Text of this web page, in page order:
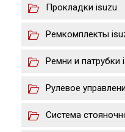
Прокладки isuzu
Ремкомплекты
Ремни и патрубки
Рулевое
Система